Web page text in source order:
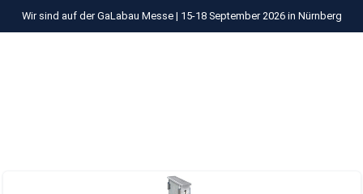
Zum Hauptinhalt springen
Wir sind auf der GaLabau Messe | 15-18 September 2026 in Nürnberg